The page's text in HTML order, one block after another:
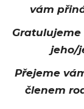
vám
Gratulujeme
jeho/
Přejeme
členem